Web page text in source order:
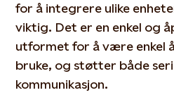
for å integrere ulike
viktig. Det er en enkel og
utformet for å være enkel
bruke, og støtter både
kommunikasjon.